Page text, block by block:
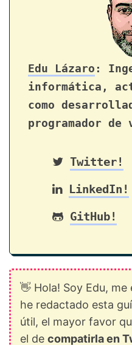
Edu Lázaro :
informática,
como
programador de
Twitter!
LinkedIn!
GitHub!
👋 Hola! Soy Edu,
he redactado esta
útil, el mayor favor
el de compatirla en